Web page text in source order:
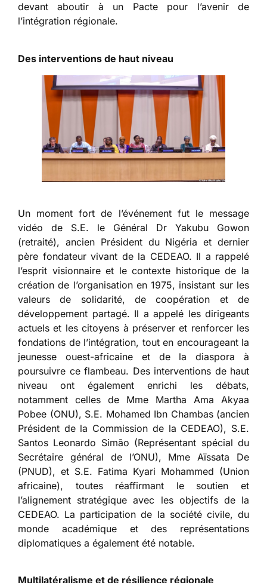
devant aboutir à un Pacte pour l’avenir de
l’intégration régionale.
Des interventions de haut niveau
Un moment fort de l’événement fut le message
vidéo de S.E. le Général Dr Yakubu Gowon
(retraité), ancien Président du Nigéria et dernier
père fondateur vivant de la CEDEAO. Il a rappelé
l’esprit visionnaire et le contexte historique de la
création de l’organisation en 1975, insistant sur les
valeurs de solidarité, de coopération et de
développement partagé. Il a appelé les dirigeants
actuels et les citoyens à préserver et renforcer les
fondations de l’intégration, tout en encourageant la
jeunesse ouest-africaine et de la diaspora à
poursuivre ce flambeau. Des interventions de haut
niveau ont également enrichi les débats,
notamment celles de Mme Martha Ama Akyaa
Pobee (ONU), S.E. Mohamed Ibn Chambas (ancien
Président de la Commission de la CEDEAO), S.E.
Santos Leonardo Simão (Représentant spécial du
Secrétaire général de l’ONU), Mme Aïssata De
(PNUD), et S.E. Fatima Kyari Mohammed (Union
africaine), toutes réaffirmant le soutien et
l’alignement stratégique avec les objectifs de la
CEDEAO. La participation de la société civile, du
monde académique et des représentations
diplomatiques a également été notable.
Multilatéralisme et de résilience régionale